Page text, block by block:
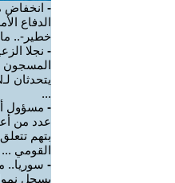
- انخفاض
الدفاع
خطير-..
- نجلا
المسجون
...
- مسؤول
عدد من
بتهم
القومي ...
- سوريا..
يسجل